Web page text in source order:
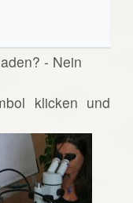
- Nein
klicken und